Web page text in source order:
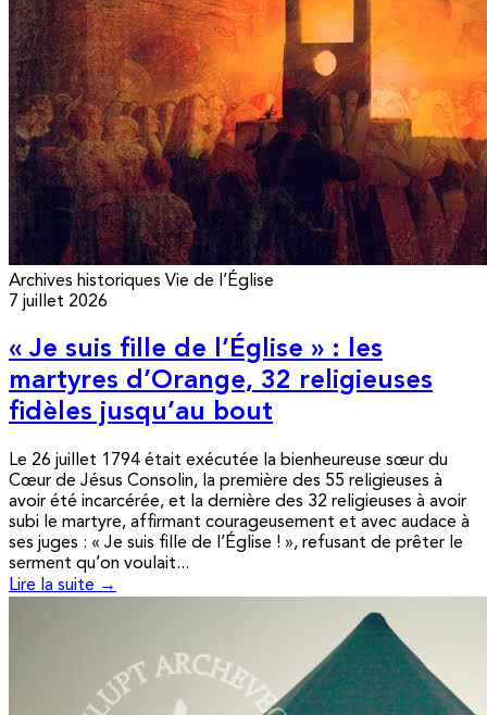
Archives historiques Vie de l’Église
7 juillet 2026
« Je suis fille de l’Église » : les
martyres d’Orange, 32 religieuses
fidèles jusqu’au bout
Le 26 juillet 1794 était exécutée la bienheureuse sœur du
Cœur de Jésus Consolin, la première des 55 religieuses à
avoir été incarcérée, et la dernière des 32 religieuses à avoir
subi le martyre, affirmant courageusement et avec audace à
ses juges : « Je suis fille de l’Église ! », refusant de prêter le
serment qu’on voulait...
Lire la suite →